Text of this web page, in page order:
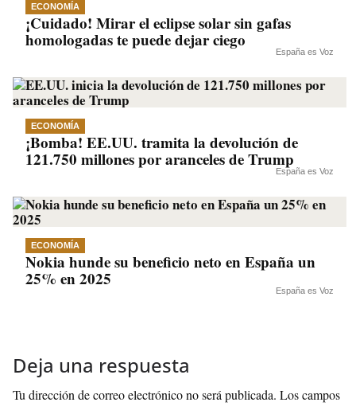
ECONOMÍA
¡Cuidado! Mirar el eclipse solar sin gafas
homologadas te puede dejar ciego
España es Voz
ECONOMÍA
¡Bomba! EE.UU. tramita la devolución de
121.750 millones por aranceles de Trump
España es Voz
ECONOMÍA
Nokia hunde su beneficio neto en España un
25% en 2025
España es Voz
Deja una respuesta
Tu dirección de correo electrónico no será publicada. Los campos